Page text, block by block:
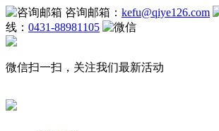
咨询邮箱： kefu@qiye126.com
线： 0431-88981105
微信扫一扫，关注我们最新活动